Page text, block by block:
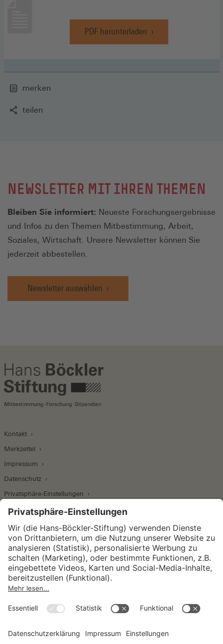
PDF herunterladen
(Öffnet
in
merken
teilen
NEWSLETTER MIT IHREN THEMEN
Bleiben Sie informiert: Neueste Forschungsergebnisse
und Infos zu den Themen Mitbestimmung, Arbeit,
Soziales, Wirtschaft. Unsere Newsletter können Sie
jederzeit abbestellen.
Newsletter auswählen
Kontakt
Merkzettel
Impressum
Datenschutz
Privatsphäre-Einstellungen
Wirtschafts- und Sozialwissenschaftliches Institut
Institut für Makroökonomie und
Konjunkturforschung
Unternehmensführung